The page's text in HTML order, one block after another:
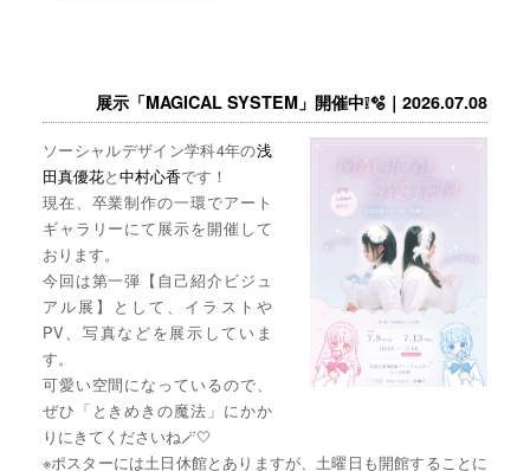
展示「MAGICAL SYSTEM」開催中❕🫧｜2026.07.08
ソーシャルデザイン学科4年の浅
田真優花と中村心香です！
現在、卒業制作の一環でアート
ギャラリーにて展示を開催して
おります。
今回は第一弾【自己紹介ビジュ
アル展】として、イラストや
PV、写真などを展示していま
す。
可愛い空間になっているので、
ぜひ「ときめきの魔法」にかか
りにきてくださいね🪄🤍
※ポスターには土日休館とありますが、土曜日も開館することに